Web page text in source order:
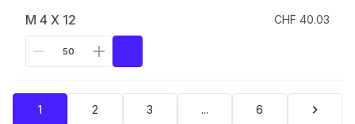
M 4 X 12 CHF 40.03
1 2 3 ... 6